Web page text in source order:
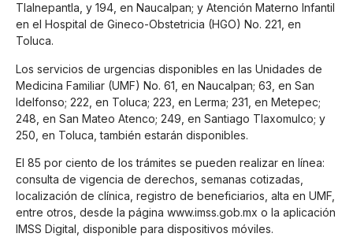
Tlalnepantla, y 194, en Naucalpan; y Atención Materno Infantil
en el Hospital de Gineco-Obstetricia (HGO) No. 221, en
Toluca.
Los servicios de urgencias disponibles en las Unidades de
Medicina Familiar (UMF) No. 61, en Naucalpan; 63, en San
Idelfonso; 222, en Toluca; 223, en Lerma; 231, en Metepec;
248, en San Mateo Atenco; 249, en Santiago Tlaxomulco; y
250, en Toluca, también estarán disponibles.
El 85 por ciento de los trámites se pueden realizar en línea:
consulta de vigencia de derechos, semanas cotizadas,
localización de clínica, registro de beneficiarios, alta en UMF,
entre otros, desde la página www.imss.gob.mx o la aplicación
IMSS Digital, disponible para dispositivos móviles.